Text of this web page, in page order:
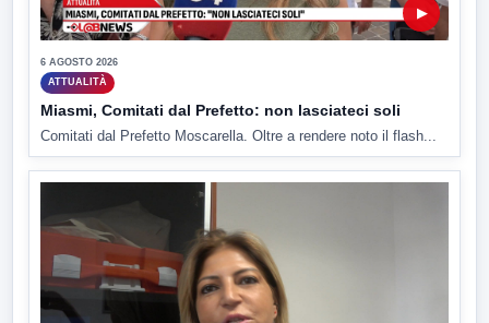
▶
6 AGOSTO 2026
ATTUALITÀ
Miasmi, Comitati dal Prefetto: non lasciateci soli
Comitati dal Prefetto Moscarella. Oltre a rendere noto il flash...